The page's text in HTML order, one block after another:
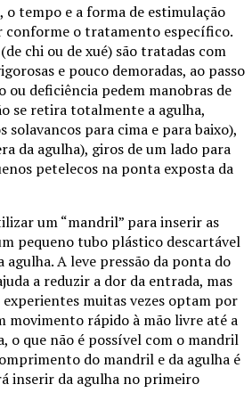
o tempo e a forma de estimulação
conforme o tratamento específico.
chi ou de xué) são tratadas com
e pouco demoradas, ao passo
ou deficiência pedem manobras de
se retira totalmente a agulha,
solavancos para cima e para baixo),
da agulha), giros de um lado para
petelecos na ponta exposta da
um “mandril” para inserir as
pequeno tubo plástico descartável
A leve pressão da ponta do
a reduzir a dor da entrada, mas
muitas vezes optam por
movimento rápido à mão livre até a
o que não é possível com o mandril
do mandril e da agulha é
inserir da agulha no primeiro